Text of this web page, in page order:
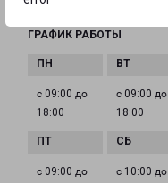
ГРАФИК РАБОТЫ
с 09:00 до
18:00
с 09:00 до
18:00
с 09:00 до
с 10:00 до